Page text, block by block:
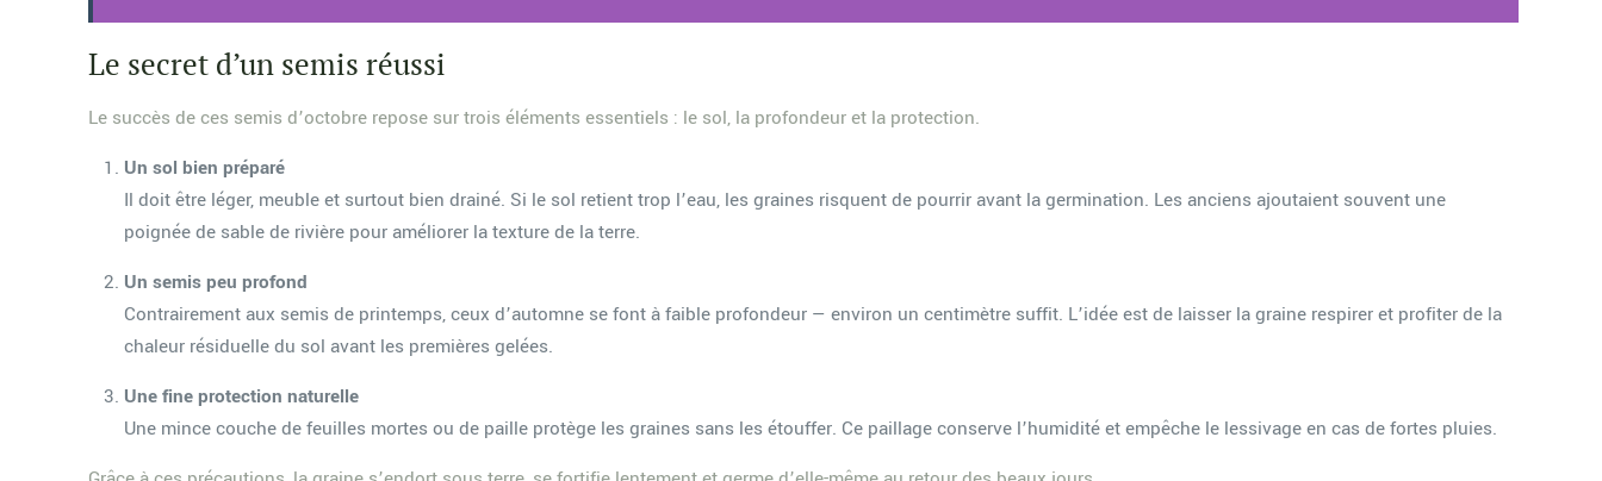
Le secret d’un semis réussi
Le succès de ces semis d’octobre repose sur trois éléments essentiels : le sol, la profondeur et la protection.
Un sol bien préparé
Il doit être léger, meuble et surtout bien drainé. Si le sol retient trop l’eau, les graines risquent de pourrir avant la germination. Les anciens ajoutaient souvent une
poignée de sable de rivière pour améliorer la texture de la terre.
Un semis peu profond
Contrairement aux semis de printemps, ceux d’automne se font à faible profondeur — environ un centimètre suffit. L’idée est de laisser la graine respirer et profiter de la
chaleur résiduelle du sol avant les premières gelées.
Une fine protection naturelle
Une mince couche de feuilles mortes ou de paille protège les graines sans les étouffer. Ce paillage conserve l’humidité et empêche le lessivage en cas de fortes pluies.